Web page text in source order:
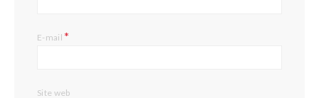
E-mail*
Site web